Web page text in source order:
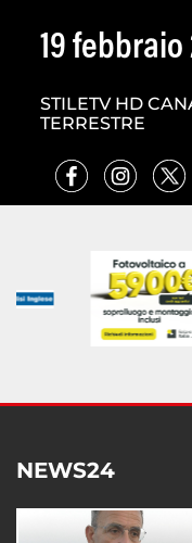
19 febbraio
STILETV HD
TERRESTRE
NEWS24